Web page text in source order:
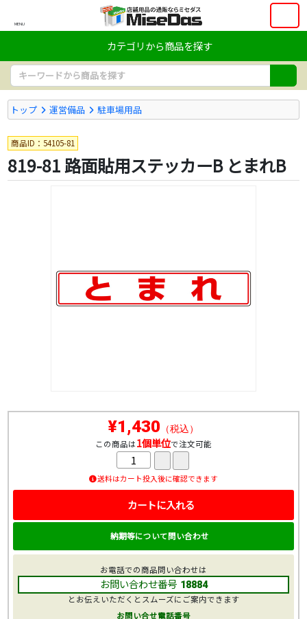
MENU
カテゴリから商品を探す
トップ 運営備品 駐車場用品
商品ID：54105-81
819-81 路面貼用ステッカーB とまれB
¥1,430 （税込）
この商品は1個単位で注文可能
送料はカート投入後に確認できます
カートに入れる
納期等について問い合わせ
お電話での商品問い合わせは
お問い合わせ番号 18884
とお伝えいただくとスムーズにご案内できます
お問い合せ電話番号